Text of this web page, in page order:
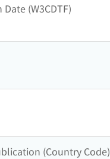
(W3CDTF)
(Country Code)